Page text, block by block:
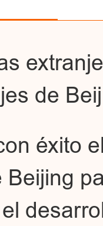
de
éxito
Beijing